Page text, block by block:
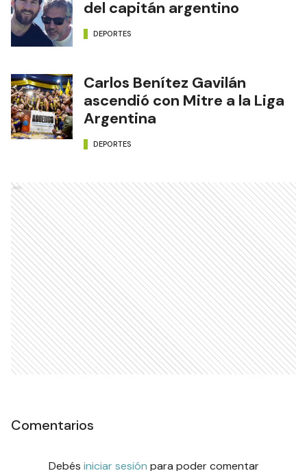
del capitán argentino
DEPORTES
Carlos Benítez Gavilán
ascendió con Mitre a la Liga
Argentina
DEPORTES
Ads
Comentarios
Debés iniciar sesión para poder comentar